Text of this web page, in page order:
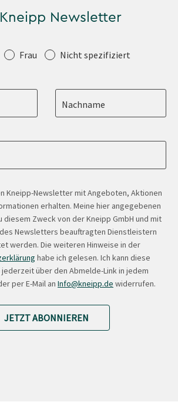
Newsletter
Frau Nicht spezifiziert
Nachname
Kneipp-Newsletter mit Angeboten, Aktionen
erhalten. Meine hier angegebenen
diesem Zweck von der Kneipp GmbH und mit
Newsletters beauftragten Dienstleistern
werden. Die weiteren Hinweise in der
habe ich gelesen. Ich kann diese
jederzeit über den Abmelde-Link in jedem
per E-Mail an Info@kneipp.de widerrufen.
JETZT ABONNIEREN